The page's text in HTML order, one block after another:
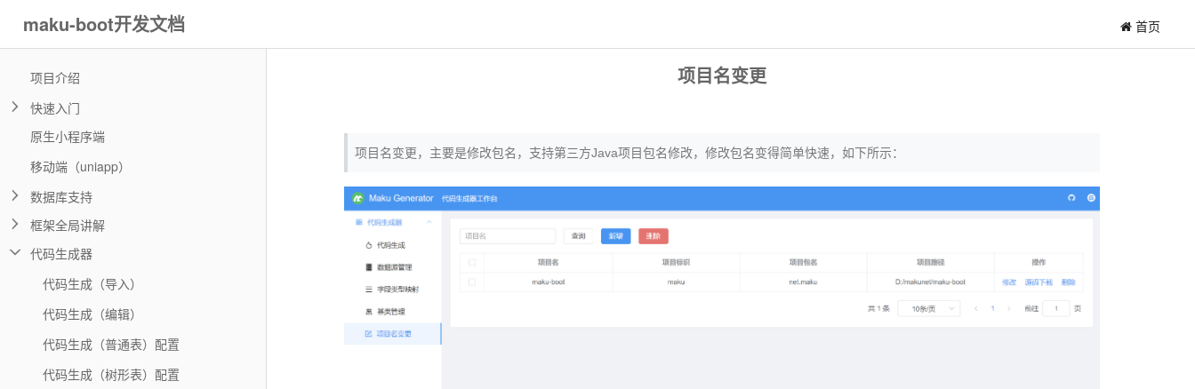
maku-boot开发文档 首页
项目名变更
项目名变更，主要是修改包名，支持第三方Java项目包名修改，修改包名变得简单快速，如下所示：
项目介绍
快速入门
原生小程序端
移动端（uniapp）
数据库支持
框架全局讲解
代码生成器
代码生成（导入）
代码生成（编辑）
代码生成（普通表）配置
代码生成（树形表）配置